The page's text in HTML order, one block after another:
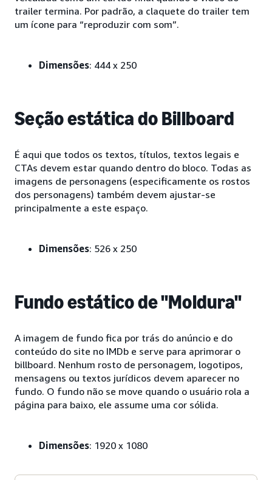
trailer termina. Por padrão, a claquete do trailer tem
um ícone para “reproduzir com som”.
Dimensões: 444 x 250
Seção estática do Billboard
É aqui que todos os textos, títulos, textos legais e
CTAs devem estar quando dentro do bloco. Todas as
imagens de personagens (especificamente os rostos
dos personagens) também devem ajustar-se
principalmente a este espaço.
Dimensões: 526 x 250
Fundo estático de "Moldura"
A imagem de fundo fica por trás do anúncio e do
conteúdo do site no IMDb e serve para aprimorar o
billboard. Nenhum rosto de personagem, logotipos,
mensagens ou textos jurídicos devem aparecer no
fundo. O fundo não se move quando o usuário rola a
página para baixo, ele assume uma cor sólida.
Dimensões: 1920 x 1080